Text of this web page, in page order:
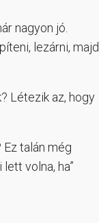
nagyon jó.
lezárni, majd
Létezik az, hogy
talán még
volna, ha”